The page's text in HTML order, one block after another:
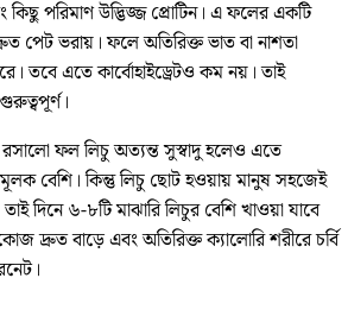
কিছু পরিমাণ উদ্ভিজ্জ প্রোটিন। এ ফলের একটি
পেট ভরায়। ফলে অতিরিক্ত ভাত বা নাশতা
তবে এতে কার্বোহাইড্রেটও কম নয়। তাই
ফল লিচু অত্যন্ত সুস্বাদু হলেও এতে
বেশি। কিন্তু লিচু ছোট হওয়ায় মানুষ সহজেই
দিনে ৬-৮টি মাঝারি লিচুর বেশি খাওয়া যাবে
দ্রুত বাড়ে এবং অতিরিক্ত ক্যালোরি শরীরে চর্বি